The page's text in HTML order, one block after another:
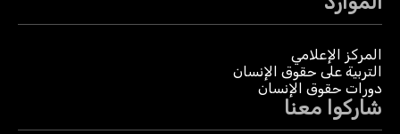
المركز الإعلامي
التربية على حقوق الإنسان
دورات حقوق الإنسان
شاركوا معنا